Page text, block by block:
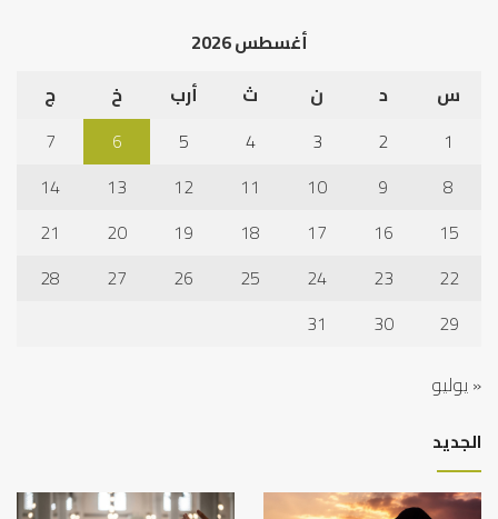
أغسطس 2026
س
د ن ث أرب خ
ج
1
2
3
4
5
6
7
8
9
10
11
12
13
14
15
16
17
18
19
20
21
22
23
24
25
26
27
28
29
30
31
« يوليو
الجديد